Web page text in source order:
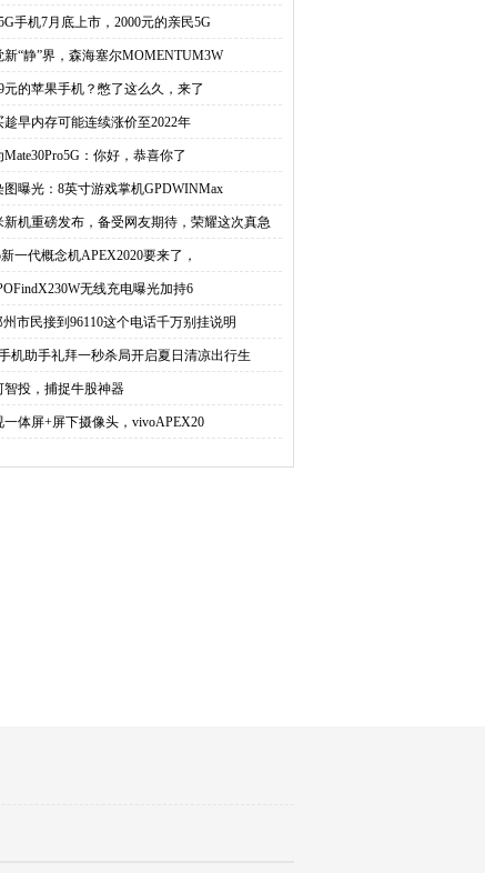
手机7月底上市，2000元的亲民5G
新“静”界，森海塞尔MOMENTUM3W
元的苹果手机？憋了这么久，来了
趁早内存可能连续涨价至2022年
Mate30Pro5G：你好，恭喜你了
图曝光：8英寸游戏掌机GPDWINMax
新机重磅发布，备受网友期待，荣耀这次真急
一代概念机APEX2020要来了，
无线充电曝光加持6
州市民接到96110这个电话千万别挂说明
机助手礼拜一秒杀局开启夏日清凉出行生
智投，捕捉牛股神器
一体屏+屏下摄像头，vivoAPEX20